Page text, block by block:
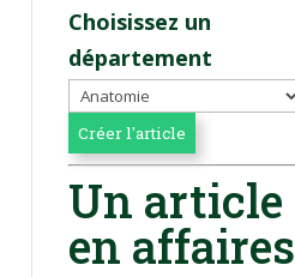
Choisissez un
département
Un article
en affaires